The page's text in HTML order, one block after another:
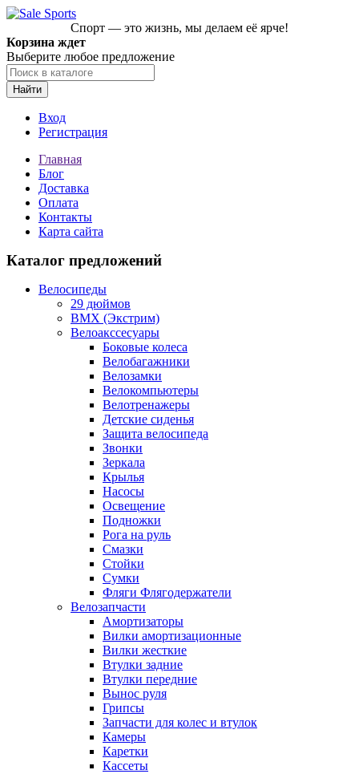
Спорт — это жизнь, мы делаем её ярче!
Корзина ждет
Выберите любое предложение
Найти
Вход
Регистрация
Главная
Блог
Доставка
Оплата
Контакты
Карта сайта
Каталог предложений
Велосипеды
29 дюймов
BMX (Экстрим)
Велоакссесуары
Боковые колеса
Велобагажники
Велозамки
Велокомпьютеры
Велотренажеры
Детские сиденья
Защита велосипеда
Звонки
Зеркала
Крылья
Насосы
Освещение
Подножки
Рога на руль
Смазки
Стойки
Сумки
Фляги Флягодержатели
Велозапчасти
Амортизаторы
Вилки амортизационные
Вилки жесткие
Втулки задние
Втулки передние
Вынос руля
Грипсы
Запчасти для колес и втулок
Камеры
Каретки
Кассеты